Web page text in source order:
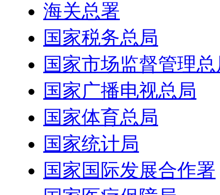
海关总署
国家税务总局
国家市场监督管理
国家广播电视总局
国家体育总局
国家统计局
国家国际发展合作署